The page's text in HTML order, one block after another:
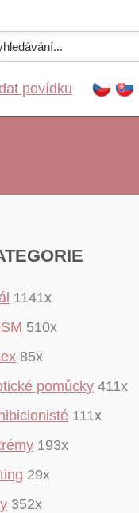
povídku
1141x
510x
85x
pomůcky 411x
111x
193x
29x
352x